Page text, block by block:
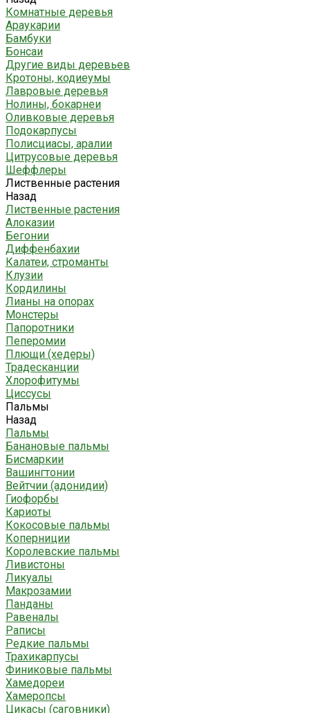
Комнатные деревья
Араукарии
Бамбуки
Бонсаи
Другие виды деревьев
Кротоны, кодиеумы
Лавровые деревья
Нолины, бокарнеи
Оливковые деревья
Подокарпусы
Полисциасы, аралии
Цитрусовые деревья
Шеффлеры
Лиственные растения
Назад
Лиственные растения
Алоказии
Бегонии
Диффенбахии
Калатеи, строманты
Клузии
Кордилины
Лианы на опорах
Монстеры
Папоротники
Пеперомии
Плющи (хедеры)
Традесканции
Хлорофитумы
Циссусы
Пальмы
Назад
Пальмы
Банановые пальмы
Бисмаркии
Вашингтонии
Вейтчии (адонидии)
Гиофорбы
Кариоты
Кокосовые пальмы
Коперниции
Королевские пальмы
Ливистоны
Ликуалы
Макрозамии
Панданы
Равеналы
Раписы
Редкие пальмы
Трахикарпусы
Финиковые пальмы
Хамедореи
Хамеропсы
Цикасы (саговники)